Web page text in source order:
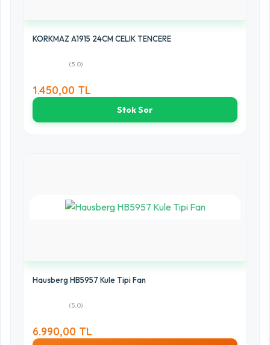
KORKMAZ A1915 24CM CELIK TENCERE
(5.0)
1.450,00 TL
Stok Sor
Hausberg HB5957 Kule Tipi Fan
(5.0)
6.990,00 TL